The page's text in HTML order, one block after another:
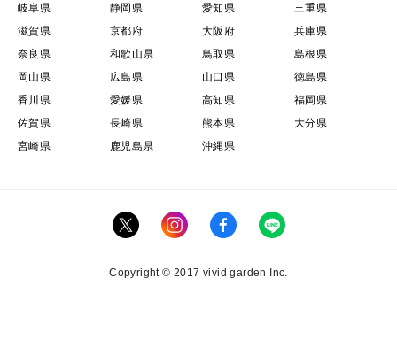
岐阜県
静岡県 愛知県
三重県
滋賀県
京都府 大阪府
兵庫県
奈良県
和歌山県 鳥取県
島根県
岡山県
広島県 山口県
徳島県
香川県
愛媛県 高知県
福岡県
佐賀県
長崎県 熊本県
大分県
宮崎県
鹿児島県 沖縄県
Copyright © 2017 vivid garden Inc.